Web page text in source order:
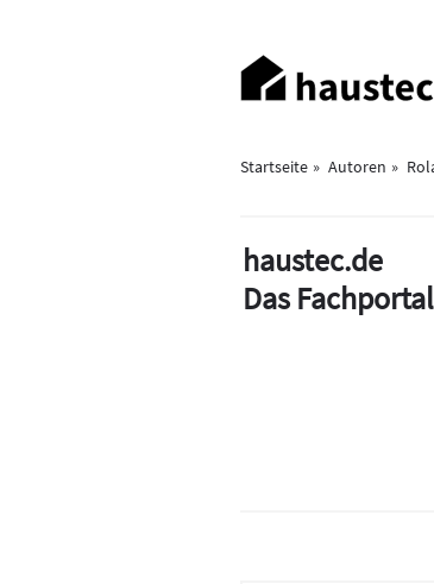
Haupt-
Navigation
Startseite Autoren
haustec.de
Das